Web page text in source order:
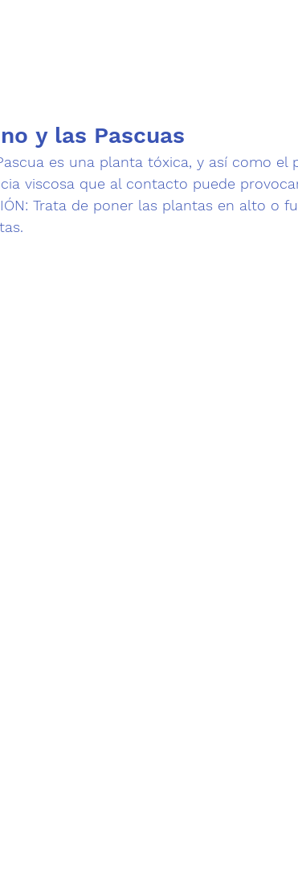
y las Pascuas
es una planta tóxica, y así como el
viscosa que al contacto puede
Trata de poner las plantas en alto o